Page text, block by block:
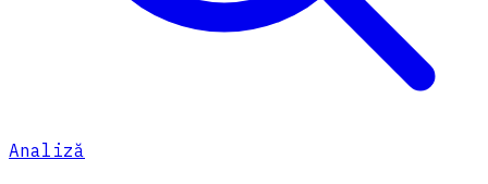
Analiză